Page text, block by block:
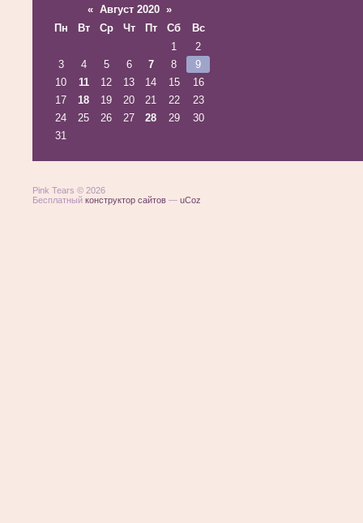
« Август 2020 »
Пн
Вт Ср Чт Пт Сб
Вс
1
2
3
4 5 6 7 8
9
10
11 12 13 14 15
16
17
18 19 20 21 22
23
24
25 26 27 28 29
30
31
Pink Tears © 2026
Бесплатный конструктор сайтов — uCoz